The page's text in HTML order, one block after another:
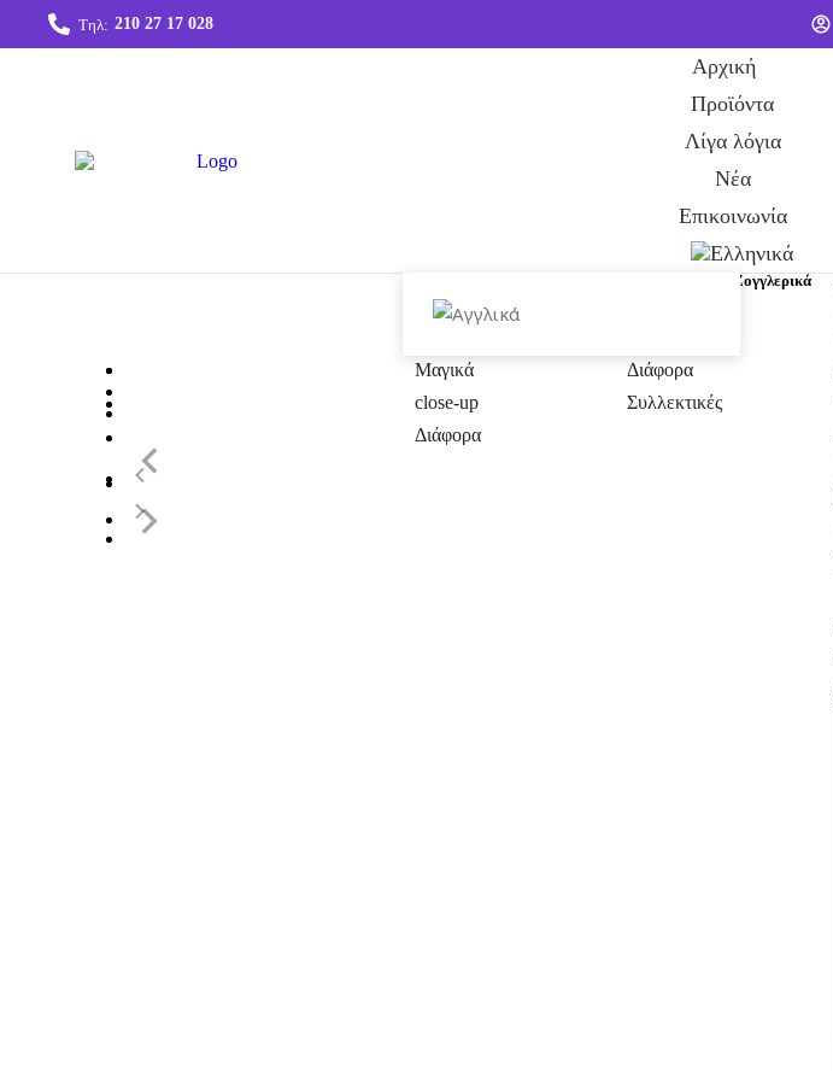
Τηλ: 210 27 17 028
Αρχική
Προϊόντα
Μαγικά
Μαγικά
close-up
Διάφορα
Διάφορα
Συλλεκτικές
Ζογγλερικά
Λίγα λόγια
Νέα
Επικοινωνία